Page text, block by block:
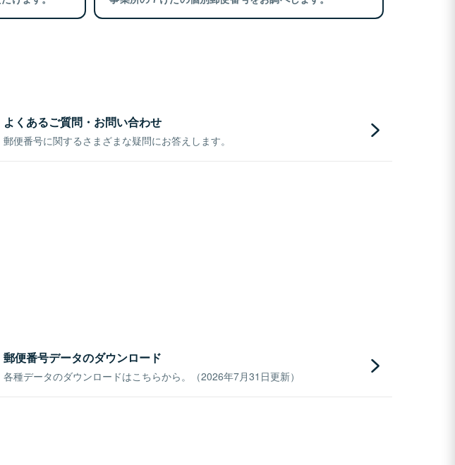
よくあるご質問・お問い合わせ
郵便番号に関するさまざまな疑問にお答えします。
郵便番号データのダウンロード
各種データのダウンロードはこちらから。（2026年7月31日更新）